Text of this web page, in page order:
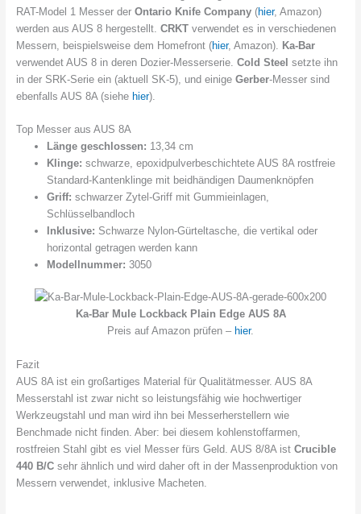
RAT-Model 1 Messer der Ontario Knife Company(hier, Amazon)
werden aus AUS 8 hergestellt. CRKTverwendet es in verschiedenen
Messern, beispielsweise dem Homefront (hier, Amazon).
Ka-Bar
verwendet AUS 8 in deren Dozier-Messerserie. Cold Steel setzte ihn
in der SRK-Serie ein (aktuell SK-5), und einige Gerber-Messer sind
ebenfalls AUS 8A (siehe hier).
Top Messer aus AUS 8A
Länge geschlossen: 13,34 cm
Klinge: schwarze, epoxidpulverbeschichtete AUS 8A rostfreie
Standard-Kantenklinge mit beidhändigen Daumenknöpfen
Griff: schwarzer Zytel-Griff mit Gummieinlagen,
Schlüsselbandloch
Inklusive: Schwarze Nylon-Gürteltasche, die vertikal oder
horizontal getragen werden kann
Modellnummer: 3050
Ka-Bar Mule Lockback Plain Edge AUS 8A
Preis auf Amazon prüfen – hier.
Fazit
AUS 8A ist ein großartiges Material für Qualitätmesser. AUS 8A
Messerstahl ist zwar nicht so leistungsfähig wie hochwertiger
Werkzeugstahl und man wird ihn bei Messerherstellern wie
Benchmade nicht finden. Aber: bei diesem kohlenstoffarmen,
rostfreien Stahl gibt es viel Messer fürs Geld. AUS 8/8A ist Crucible
440 B/Csehr ähnlich und wird daher oft in der Massenproduktion von
Messern verwendet, inklusive Macheten.